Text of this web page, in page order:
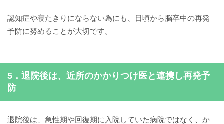
認知症や寝たきりにならない為にも、日頃から脳卒中の再発
予防に努めることが大切です。
5．退院後は、近所のかかりつけ医と連携し再発予
防
退院後は、急性期や回復期に入院していた病院ではなく、か